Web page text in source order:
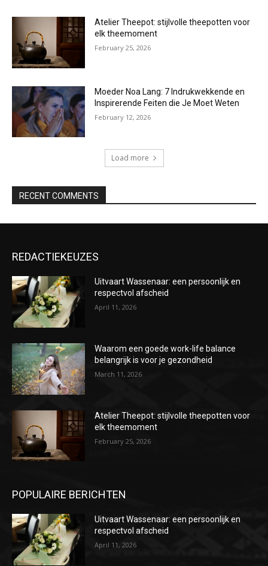
Atelier Theepot: stijlvolle theepotten voor
elk theemoment
February 25, 2026
Moeder Noa Lang: 7 Indrukwekkende en
Inspirerende Feiten die Je Moet Weten
February 12, 2026
Load more
RECENT COMMENTS
REDACTIEKEUZES
Uitvaart Wassenaar: een persoonlijk en
respectvol afscheid
April 11, 2026
Waarom een goede work-life balance
belangrijk is voor je gezondheid
March 11, 2026
Atelier Theepot: stijlvolle theepotten voor
elk theemoment
February 25, 2026
POPULAIRE BERICHTEN
Uitvaart Wassenaar: een persoonlijk en
respectvol afscheid
April 11, 2026